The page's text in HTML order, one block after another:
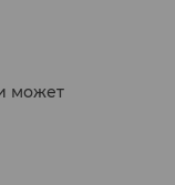
может